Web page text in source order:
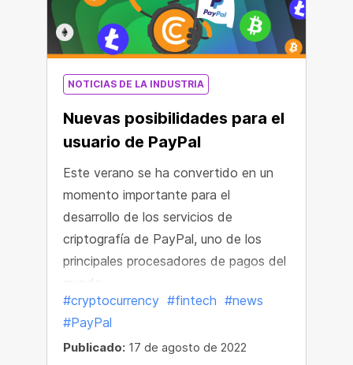
NOTICIAS DE LA INDUSTRIA
Nuevas posibilidades para el
usuario de PayPal
Este verano se ha convertido en un
momento importante para el
desarrollo de los servicios de
criptografía de PayPal, uno de los
principales procesadores de pagos del
mundo.
#cryptocurrency #fintech #news
#PayPal
Publicado: 17 de agosto de 2022